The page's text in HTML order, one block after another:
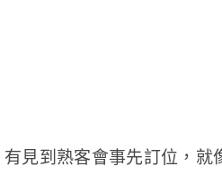
見到熟客會事先訂位，就